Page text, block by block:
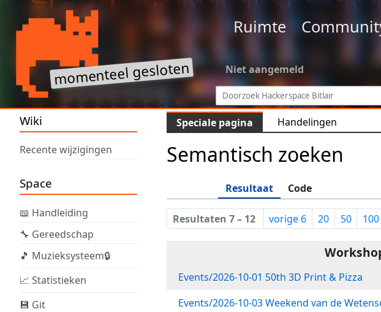
Ruimte
Niet aangemeld
Wiki
Recente wijzigingen
Space
📖 Handleiding
🔧 Gereedschap
🎵 Muzieksysteem🔒
📈 Statistieken
💾 Git
Speciale pagina Handelingen
Semantisch zoeken
Resultaat Code
Resultaten 7 – 12 vorige 6 20 50 100
Events/2026-10-01 50th 3D Print & Pizza
Events/2026-10-03 Weekend van de